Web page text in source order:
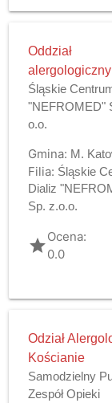
Oddział
alergologiczny
Śląskie
"NEFROMED"
o.o.
Gmina: M.
Filia: Śląskie
Dializ
Sp. z.o.o.
gradeOcena:
0.0
Odział
Kościanie
Samodzielny
Zespół Opieki